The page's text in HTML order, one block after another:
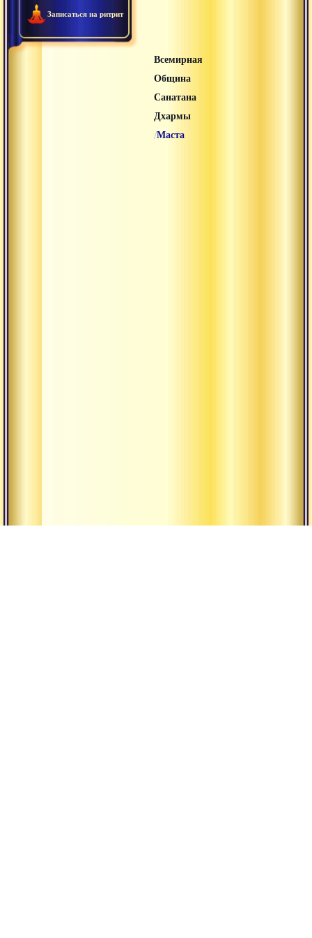
Записаться на ритрит
Всемирная
Община
Санатана
Дхармы
/Маста